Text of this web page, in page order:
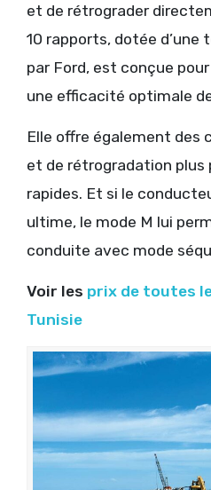
et de rétrograder
10 rapports, dotée d’une
par Ford, est conçue
une efficacité optimale
Elle offre également des
et de rétrogradation plus
rapides. Et si le
ultime, le mode M lui
conduite avec mode
Voir les prix de toutes
Tunisie